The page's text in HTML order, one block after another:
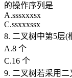
的操作序列是
8. 二叉树中第5层(
A.8 个
C.16 个
9. 二叉树若采用